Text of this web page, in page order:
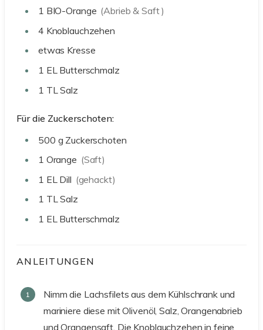
1 BIO-Orange (Abrieb & Saft )
4 Knoblauchzehen
etwas Kresse
1 EL Butterschmalz
1 TL Salz
Für die Zuckerschoten:
500 g Zuckerschoten
1 Orange (Saft)
1 EL Dill (gehackt)
1 TLSalz
1 EL Butterschmalz
ANLEITUNGEN
Nimm die Lachsfilets aus dem Kühlschrank und
mariniere diese mit Olivenöl, Salz, Orangenabrieb
und Orangensaft. Die Knoblauchzehen in feine